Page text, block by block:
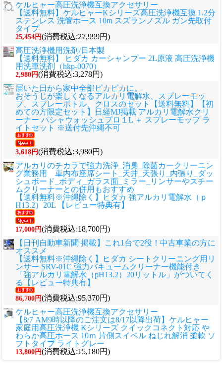
ケルヒャー高圧洗浄機互換アクセサリー
【送料無料】ケルヒャーKシリーズ高圧洗浄機互換 1.2分
ステンレス 洗管ホース 10m スズランノズル ガン先取付
タイプ
25,454円(消費税込:27,999円)
高圧洗浄機用洗剤/日本製
【送料無料】 ヒダカ カーシャンプー 2L原液 高圧洗浄機
用洗車洗剤（hkp-0070）
2,980円(消費税込:3,278円)
届いた日から家中全部ピカピカに。
おそうじが楽しくなるアルカリ電解水、スプレーモッ
プ、スプレーボトル、クロスのセット
【送料無料】【初
めての方限定セット】日経MJ掲載 アルカリ電解水クリ
ーナー パシャウォッシュプロ１L ＋ スプレーモップ ラ
イトセット ※送付先沖縄不可
3,618円(消費税込:3,980円)
アルカリのチカラで強力洗浄_消臭_除菌カークリーニン
グ業務用 車内布座席シート_天井_天張り_内張り_ダッ
シュボード_ボディ_ガラス面_ミラー_リンサーやスチー
ムクリーナーとの併用もおすすめ
【送料無料※沖縄除く】ヒダカ 強アルカリ電解水（ｐ
H13.2）20L 【レビュー特典有】
17,000円(消費税込:18,700円)
【日刊自動車新聞 掲載】これ1台で2役！中古車業の方に
オススメ
【送料無料※沖縄除く】ヒダカ シートクリーニング用リ
ンサー SRV-01C 強力バキュームクリーナー機能付き
「強アルカリ電解水（pH13.2）20リットル」がついてく
る【レビュー特典有】
86,700円(消費税込:95,370円)
ケルヒャー高圧洗浄機互換アクセサリー
【8/7 AM9時以降のご注文は8/17以降出荷】ケルヒャー
家庭用高圧洗浄機 Kシリーズ クイックコネクト対応 や
わらか高圧ホース 10ｍ 片側スイベル ねじれ解消 柔軟 ソ
フトタイプ ライトグレー
13,800円(消費税込:15,180円)